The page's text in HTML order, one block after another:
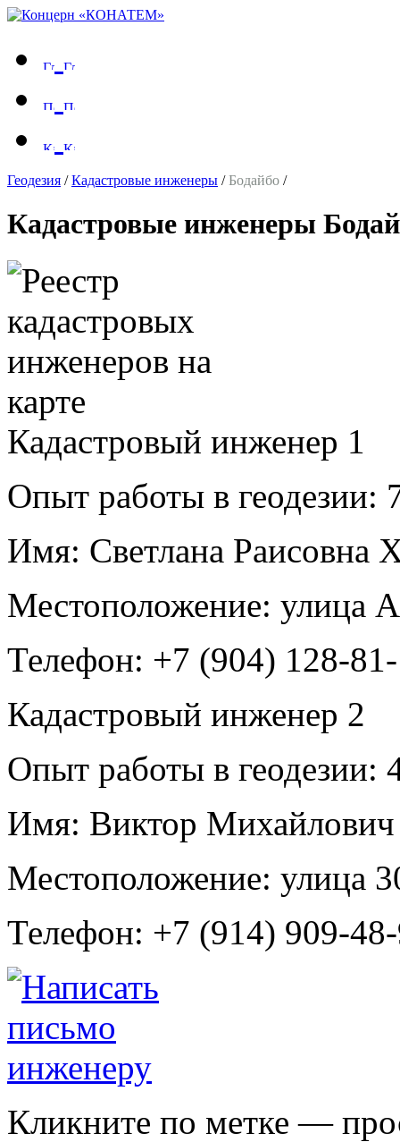
Геодезия /Кадастровые инженеры /Бодайбо /
Кадастровые инженеры
Кадастровый инженер 1
Опыт работы в геодезии:
Имя: Светлана Раисовна
Местоположение: улица
Телефон: +7 (904) 128-
Кадастровый инженер 2
Опыт работы в геодезии:
Имя: Виктор
Местоположение: улица
Телефон: +7 (914) 909-
Кликните по метке —